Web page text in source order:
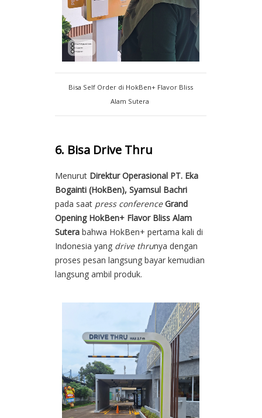
Bisa Self Order di HokBen+ Flavor Bliss
Alam Sutera
6. Bisa Drive Thru
Menurut Direktur Operasional PT. Eka
Bogainti (HokBen), Syamsul Bachri
pada saat press conference Grand
Opening HokBen+ Flavor Bliss Alam
Sutera bahwa HokBen+ pertama kali di
Indonesia yang drive thrunya dengan
proses pesan langsung bayar kemudian
langsung ambil produk.